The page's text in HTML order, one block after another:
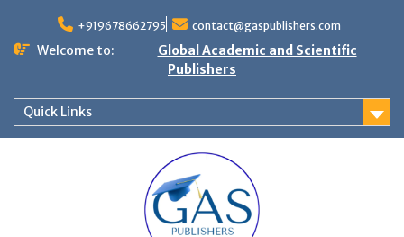
+919678662795 contact@gaspublishers.com
Welcome to:
Global Academic and Scientific
Publishers
Quick Links